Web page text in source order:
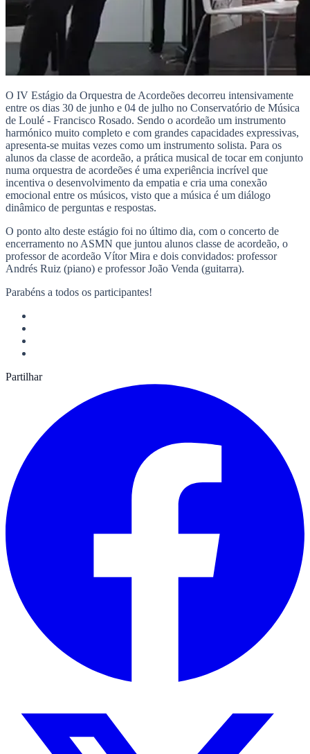
O IV Estágio da Orquestra de Acordeões decorreu intensivamente
entre os dias 30 de junho e 04 de julho no Conservatório de Música
de Loulé - Francisco Rosado. Sendo o acordeão um instrumento
harmónico muito completo e com grandes capacidades expressivas,
apresenta-se muitas vezes como um instrumento solista. Para os
alunos da classe de acordeão, a prática musical de tocar em conjunto
numa orquestra de acordeões é uma experiência incrível que
incentiva o desenvolvimento da empatia e cria uma conexão
emocional entre os músicos, visto que a música é um diálogo
dinâmico de perguntas e respostas.
O ponto alto deste estágio foi no último dia, com o concerto de
encerramento no ASMN que juntou alunos classe de acordeão, o
professor de acordeão Vítor Mira e dois convidados: professor
Andrés Ruiz (piano) e professor João Venda (guitarra).
Parabéns a todos os participantes!
Partilhar